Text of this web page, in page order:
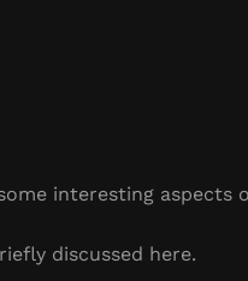
interesting aspects
discussed here.